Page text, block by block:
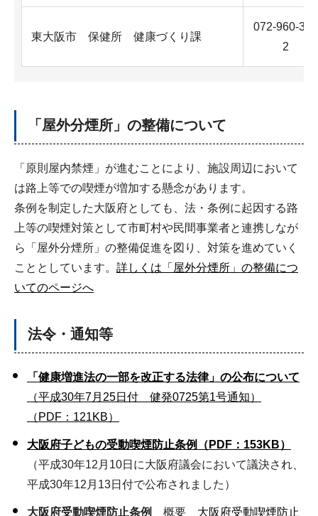
東大阪市 保健所 健康づくり課
072-960-380
2
「屋外分煙所」の整備について
「原則屋内禁煙」が進むことにより、施設周辺において
は路上等での喫煙が増加する懸念があります。
条例を制定した大阪府としても、法・条例に起因する路
上等の喫煙対策として市町村や民間事業者と連携しなが
ら「屋外分煙所」の整備促進を図り、対策を進めていく
こととしています。 詳しくは「屋外分煙所」の整備につ
いてのページへ
法令・通知等
「健康増進法の一部を改正する法律」の公布について
（平成30年7月25日付 健発0725第1号通知）
（PDF：121KB）
大阪府子どもの受動喫煙防止条例（PDF：153KB）
（平成30年12月10日に大阪府議会において議決され、
平成30年12月13日付で公布されました）
大阪府受動喫煙防止条例 概要 大阪府受動喫煙防止